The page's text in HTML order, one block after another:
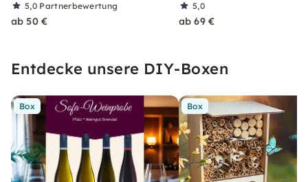
5,0 Partnerbewertung
ab 50 €
5,0
ab 69 €
Entdecke unsere DIY-Boxen
Box Box